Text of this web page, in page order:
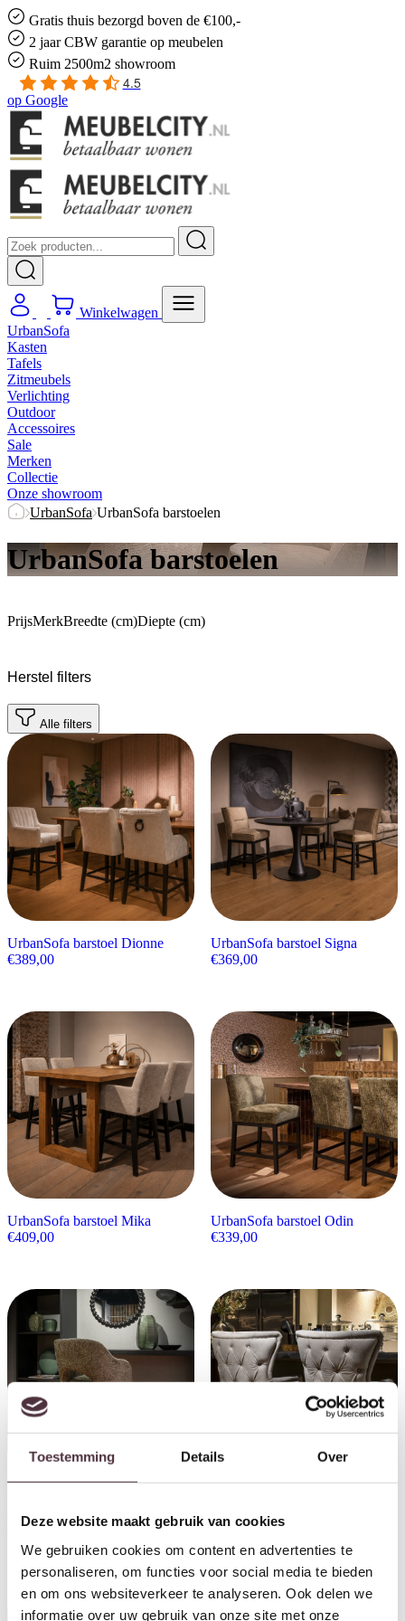
Toestemming Details Over
Deze website maakt gebruik van cookies
We gebruiken cookies om content en advertenties te
personaliseren, om functies voor social media te bieden
en om ons websiteverkeer te analyseren. Ook delen we
informatie over uw gebruik van onze site met onze
Gratis thuis bezorgd boven de €100,-
2 jaar CBW garantie op meubelen
Ruim 2500m2 showroom
4.5
op Google
Winkelwagen
UrbanSofa
Kasten
Tafels
Zitmeubels
Verlichting
Outdoor
Accessoires
Sale
Merken
Collectie
Onze showroom
UrbanSofa UrbanSofa barstoelen
UrbanSofa barstoelen
PrijsMerkBreedte (cm)Diepte (cm)
Herstel filters
Alle filters
UrbanSofa barstoel Dionne
€389,00
UrbanSofa barstoel Signa
€369,00
UrbanSofa barstoel Mika
€409,00
UrbanSofa barstoel Odin
€339,00
arm
arm